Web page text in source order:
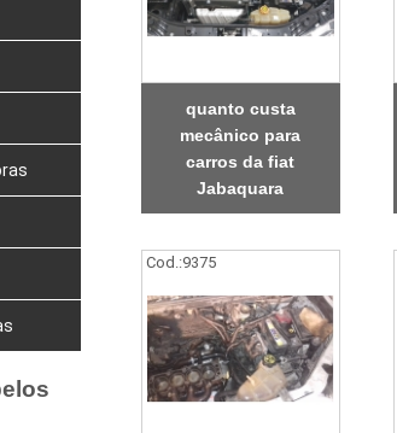
quanto custa
mecânico para
carros da fiat
Jabaquara
Cod.:9375